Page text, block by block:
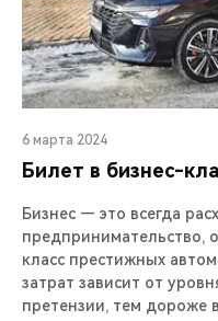
6 марта 2024
Билет в бизнес-
Бизнес — это всегда
предпринимательство,
класс престижных
затрат зависит от
претензии, тем дороже